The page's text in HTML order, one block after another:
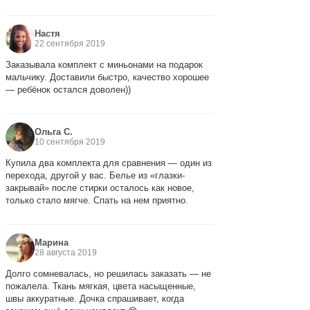
Настя
22 сентября 2019
Заказывала комплект с миньонами на подарок
мальчику. Доставили быстро, качество хорошее
— ребёнок остался доволен))
Ольга С.
10 сентября 2019
Купила два комплекта для сравнения — один из
перехода, другой у вас. Белье из «глазки-
закрывай» после стирки осталось как новое,
только стало мягче. Спать на нем приятно.
Марина
28 августа 2019
Долго сомневалась, но решилась заказать — не
пожалела. Ткань мягкая, цвета насыщенные,
швы аккуратные. Дочка спрашивает, когда